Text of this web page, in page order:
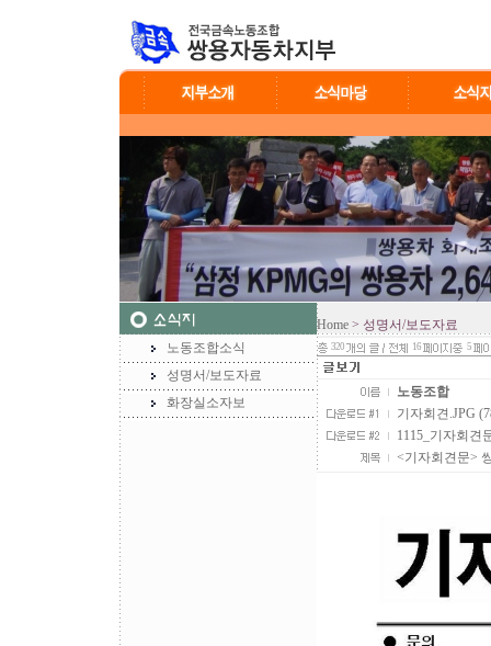
노동조합소식
성명서/보도자료
화장실소자보
Home > 성명서/보도자료
320 16 5
노동조합
기자회견.JPG
1115_기자회견
<기자회견문>